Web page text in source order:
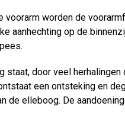
voorarm worden de
aanhechting op de
staat, door veel
een ontsteking en
de elleboog. De